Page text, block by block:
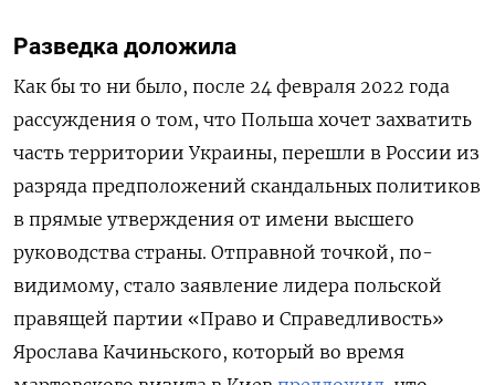
Разведка доложила
Как бы то ни было, после 24 февраля 2022 года
рассуждения о том, что Польша хочет захватить
часть территории Украины, перешли в России из
разряда предположений скандальных политиков
в прямые утверждения от имени высшего
руководства страны. Отправной точкой, по-
видимому, стало заявление лидера польской
правящей партии «Право и Справедливость»
Ярослава Качиньского, который во время